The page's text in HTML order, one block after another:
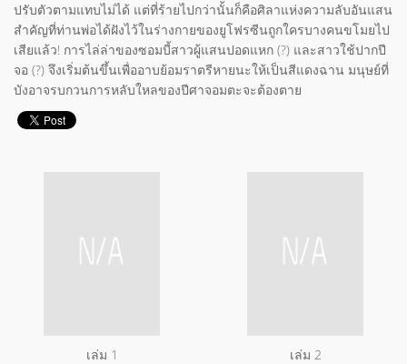
ปรับตัวตามแทบไม่ได้ แต่ที่ร้ายไปกว่านั้นก็คือศิลาแห่งความลับอันแสน
สำคัญที่ท่านพ่อได้ฝังไว้ในร่างกายของยูโฟรซีนถูกใครบางคนขโมยไป
เสียแล้ว! การไล่ล่าของซอมบี้สาวผู้แสนปอดแหก (?) และสาวใช้ปากปี
จอ (?) จึงเริ่มต้นขึ้นเพื่ออาบย้อมราตรีหายนะให้เป็นสีแดงฉาน มนุษย์ที่
บังอาจรบกวนการหลับใหลของปีศาจอมตะจะต้องตาย
เล่ม 1 เล่ม 2